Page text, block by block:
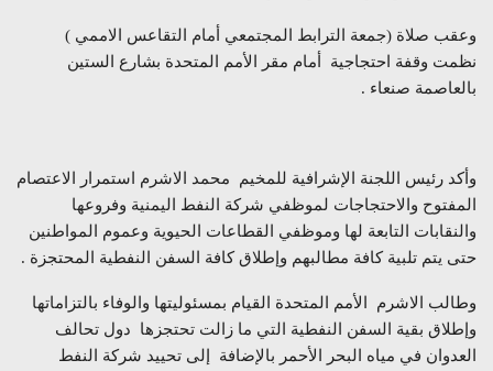
وعقب صلاة (جمعة الترابط المجتمعي أمام التقاعس الاممي )
نظمت وقفة احتجاجية أمام مقر الأمم المتحدة بشارع الستين
بالعاصمة صنعاء .
وأكد رئيس اللجنة الإشرافية للمخيم محمد الاشرم استمرار الاعتصام
المفتوح والاحتجاجات لموظفي شركة النفط اليمنية وفروعها
والنقابات التابعة لها وموظفي القطاعات الحيوية وعموم المواطنين
حتى يتم تلبية كافة مطالبهم وإطلاق كافة السفن النفطية المحتجزة .
وطالب الاشرم الأمم المتحدة القيام بمسئوليتها والوفاء بالتزاماتها
وإطلاق بقية السفن النفطية التي ما زالت تحتجزها دول تحالف
العدوان في مياه البحر الأحمر بالإضافة إلى تحييد شركة النفط